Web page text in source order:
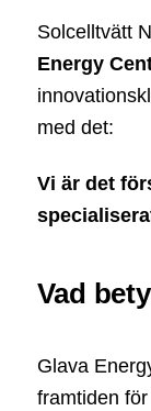
Solcelltvätt
Energy
med det:
Vi är det
Vad
Glava
framtiden